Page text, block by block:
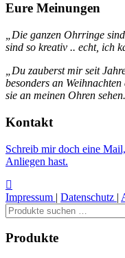
Eure Meinungen
„Die ganzen Ohrringe
sind so kreativ .. echt, ich
„Du zauberst mir seit
besonders an
sie an meinen Ohren
Kontakt
Schreib mir doch eine
Anliegen hast.
Impressum | Datenschutz |
Suchen
nach:
Produkte